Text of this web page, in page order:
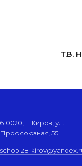
Т.В.
610020, г. Киров, ул.
Профсоюзная, 55
school28-